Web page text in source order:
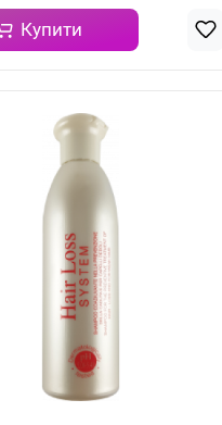
Купити